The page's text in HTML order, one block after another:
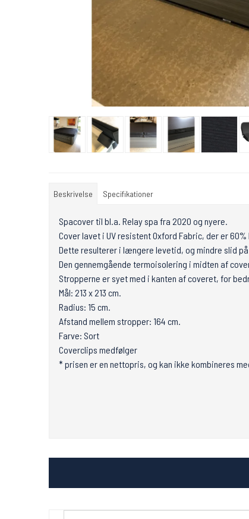
Beskrivelse Specifikationer
Spacover til bl.a. Relay spa fra 2020 og nyere.
Cover lavet i UV resistent Oxford Fabric, der er
Dette resulterer i længere levetid, og mindre slid
Den gennemgående termoisolering i midten af
Stropperne er syet med i kanten af coveret, for
Mål: 213 x 213 cm.
Radius: 15 cm.
Afstand mellem stropper: 164 cm.
Farve: Sort
Coverclips medfølger
* prisen er en nettopris, og kan ikke kombineres